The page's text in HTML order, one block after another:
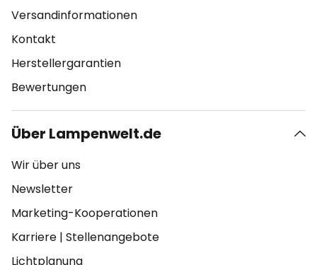
Versandinformationen
Kontakt
Herstellergarantien
Bewertungen
Über Lampenwelt.de
Wir über uns
Newsletter
Marketing-Kooperationen
Karriere | Stellenangebote
Lichtplanung